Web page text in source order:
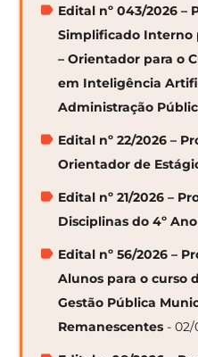
Edital nº 043/2026 –
Simplificado Interno
– Orientador para o
em Inteligência
Administração
Edital nº 22/2026 –
Orientador de
Edital nº 21/2026 –
Disciplinas do 4º Ano
Edital nº 56/2026 –
Alunos para o curso
Gestão Pública
Remanescentes - 02/